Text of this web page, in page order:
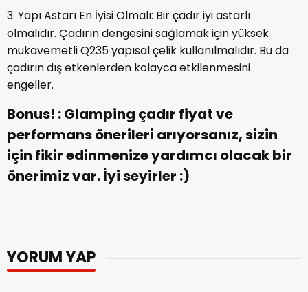
3. Yapı Astarı En İyisi Olmalı: Birçadır iyi astarlı
olmalıdır. Çadırın dengesini sağlamak için yüksek
mukavemetli Q235 yapısal çelik kullanılmalıdır. Bu da
çadırın dış etkenlerden kolayca etkilenmesini
engeller.
Bonus! : Glamping çadır fiyat ve
performans önerileri arıyorsanız, sizin
için fikir edinmenize yardımcı olacak bir
önerimiz var. İyi seyirler :)
YORUM YAP